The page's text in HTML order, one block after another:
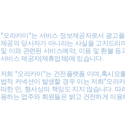
"오라카이"는 서비스 정보제공자로서 광고
제공의 당사자가 아니라는 사실을 고지드리
및 이와 관련된 서비스예약, 이용 및 환불 등
서비스 제공자(제휴업체)에 있습니다.
저희 "오라카이"는 건전플랫폼 이며,혹시모
법적 커넥션이 발생할 경우 이는 저희"오라
떠한 민, 형사상의 책임도 지지 않습니다. 따
용하는 업주와 회원들은 밝고 건전하게 이